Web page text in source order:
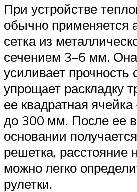
При устройстве
обычно
сетка из
сечением 3–6 мм. Она
усиливает прочность
упрощает раскладку
ее квадратная ячейка
до 300 мм. После ее
основании
решетка, расстояние
можно легко
рулетки.